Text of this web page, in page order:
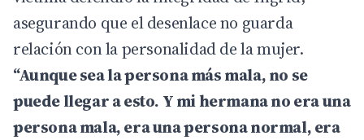
asegurando que el desenlace no guarda
relación con la personalidad de la mujer.
“Aunque sea la persona más mala, no se
puede llegar a esto. Y mi hermana no era una
persona mala, era una persona normal, era